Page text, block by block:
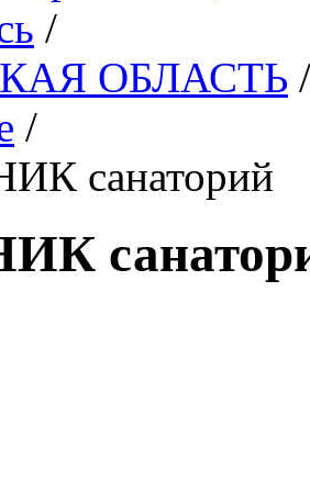
/
ОБЛАСТЬ /
/
санаторий